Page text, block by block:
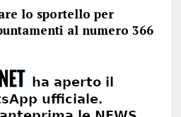
lo sportello per
al numero 366